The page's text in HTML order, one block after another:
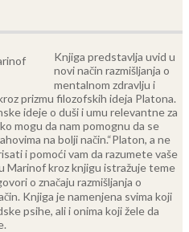
Knjiga predstavlja uvid u
novi način razmišljanja o
mentalnom zdravlju i
prizmu filozofskih ideja Platona.
ideje o duši i umu relevantne za
mogu da nam pomognu da se
na bolji način.“Platon, a ne
i pomoći vam da razumete vaše
Marinof kroz knjigu istražuje teme
o značaju razmišljanja o
Knjiga je namenjena svima koji
psihe, ali i onima koji žele da